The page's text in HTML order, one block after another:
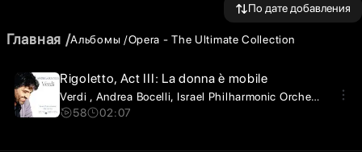
По дате добавления
Главная Альбомы Opera - The Ultimate Collection
Rigoletto, Act III: La donna è mobile
Verdi Andrea Bocelli Israel Philharmonic Orchestra
58
02:07